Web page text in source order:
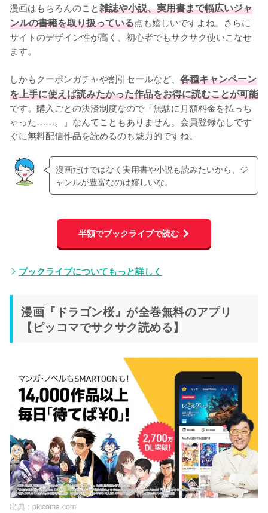
漫画はもちろんのこと雑誌や小説、実用書まで幅広いジャ
ンルの書籍を取り扱っている点も嬉しいですよね。さらに
サイトのデザイン性が高く、初心者でもサクサク使いこなせ
ます。
しかもクーポンガチャや割引セールなど、 各種キャンペーン
を上手に使えば読みたかった作品をお得に読むことが可能
です。購入ごとの決済制度なので「無駄に月額料金を払っち
ゃった……。」なんてこともありません。会員登録なしです
ぐに無料配信作品を読めるのも魅力的ですね。
漫画だけではなく実用書や小説も読みたいから、ジ
ャンルが豊富なのは嬉しいな。
半額でブックライブで読む
ブックライブについてもっと詳しく
漫画『ドラゴン桜』が全巻無料のアプリ
【ピッコマでサクサク読める】
出典 : piccoma.com